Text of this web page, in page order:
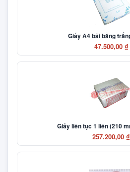
Giấy A4 bãi bằng
47.500,00 ₫
Giấy liên tục 1 liên (210
257.200,00 ₫